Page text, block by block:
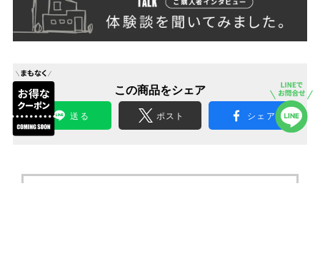
この商品をシェア
送る ポスト シェア